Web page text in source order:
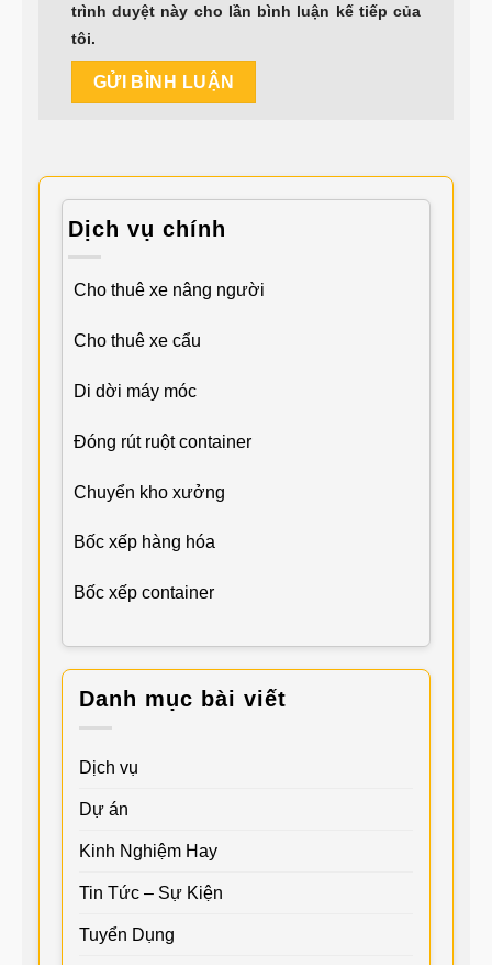
trình duyệt này cho lần bình luận kế tiếp của
tôi.
Dịch vụ chính
Cho thuê xe nâng người
Cho thuê xe cẩu
Di dời máy móc
Đóng rút ruột container
Chuyển kho xưởng
Bốc xếp hàng hóa
Bốc xếp container
Danh mục bài viết
Dịch vụ
Dự án
Kinh Nghiệm Hay
Tin Tức – Sự Kiện
Tuyển Dụng